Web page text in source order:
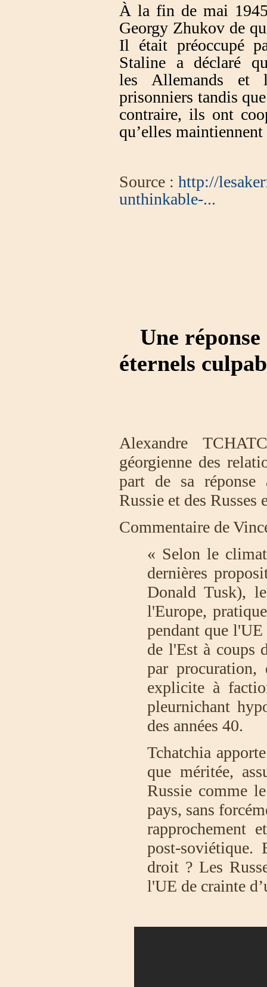
À la fin de mai
Georgy Zhukov de
Il était préoccupé
Staline a déclaré
les Allemands et
prisonniers tandis
contraire, ils ont
qu’elles
Source : http://
unthinkable-...
Une
éternels
Alexandre
géorgienne des
part de sa réponse
Russie et des Russes
Commentaire de
« Selon le
dernières
Donald Tusk),
l'Europe,
pendant que
de l'Est à coups
par procuration,
explicite à
pleurnichant
des années 40.
Tchatchia
que méritée,
Russie comme
pays, sans
rapprochement
post-
droit ? Les
l'UE de crainte